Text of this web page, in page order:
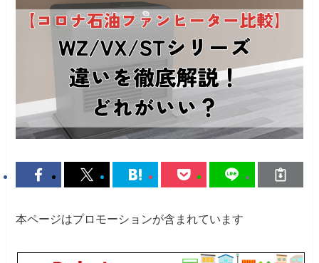
本ページはプロモーションが含まれています